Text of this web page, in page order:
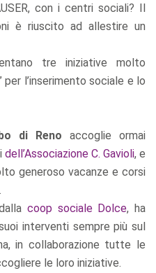
con i centri sociali? Il
è riuscito ad allestire un
tre iniziative molto
l’inserimento sociale e lo
di Reno accoglie ormai
dell’Associazione C. Gavioli, e
generoso vacanze e corsi
coop sociale Dolce, ha
interventi sempre più sul
in collaborazione tutte le
le loro iniziative.